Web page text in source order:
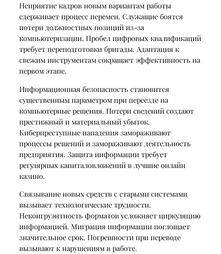
Неприятие кадров новым вариантам работы
сдерживает процесс перемен. Служащие боятся
потери должностных позиций из-за
компьютеризации. Пробел цифровых квалификаций
требует переподготовки бригады. Адаптация к
свежим инструментам сокращает эффективность на
первом этапе.
Информационная безопасность становится
существенным параметром при переезде на
компьютерные решения. Потери сведений создают
престижный и материальный убыток.
Киберпреступные нападения замораживают
процессы решений и замораживают деятельность
предприятия. Защита информации требует
регулярных капиталовложений в лучшие онлайн
казино.
Связывание новых средств с старыми системами
вызывает технологические трудности.
Неконгруэнтность форматов усложняет циркуляцию
информацией. Миграция информации поглощает
значительное срок. Погрешности при переводе
вызывают к нарушениям в работе.